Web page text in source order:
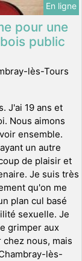
En ligne
pour une
public
lès-Tours
J'ai 19 ans et
Nous aimons
ensemble.
un autre
de plaisir et
Je suis très
qu'on me
plan cul basé
sexuelle. Je
grimper aux
nous, mais
lès-